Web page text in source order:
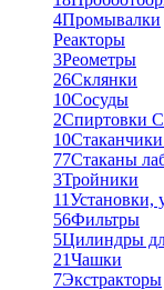
4Промывалки
Реакторы
3Реометры
26Склянки
10Сосуды
2Спиртовки
10
77Стаканы
3Тройники
11Установки,
56Фильтры
5Цилиндры
21Чашки
7Экстракторы